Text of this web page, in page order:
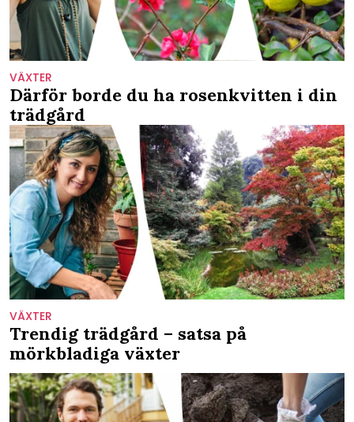
VÄXTER
Därför borde du ha rosenkvitten i din
trädgård
VÄXTER
Trendig trädgård – satsa på
mörkbladiga växter